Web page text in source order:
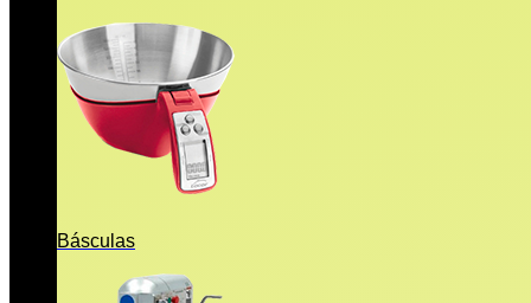
Básculas